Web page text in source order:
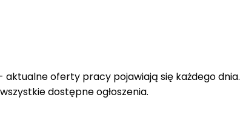
oferty pracy pojawiają się każdego dnia.
dostępne ogłoszenia.